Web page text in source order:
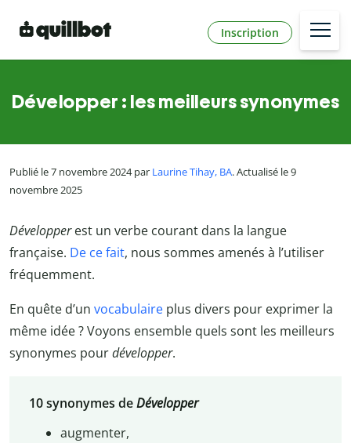
Inscription
Développer : les meilleurs synonymes
Publié le 7 novembre 2024 par Laurine Tihay, BA. Actualisé le 9
novembre 2025
Développerest un verbe courant dans la langue
française. De ce fait, nous sommes amenés à l’utiliser
fréquemment.
En quête d’un vocabulaire plus divers pour exprimer la
même idée ? Voyons ensemble quels sont les meilleurs
synonymes pourdévelopper.
10 synonymes deDévelopper
augmenter,